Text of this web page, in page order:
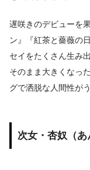
遅咲きのデビューを
ン』『紅茶と薔薇の
セイをたくさん生み
そのまま大きくなっ
グで洒脱な人間性が
次女・杏奴（あ